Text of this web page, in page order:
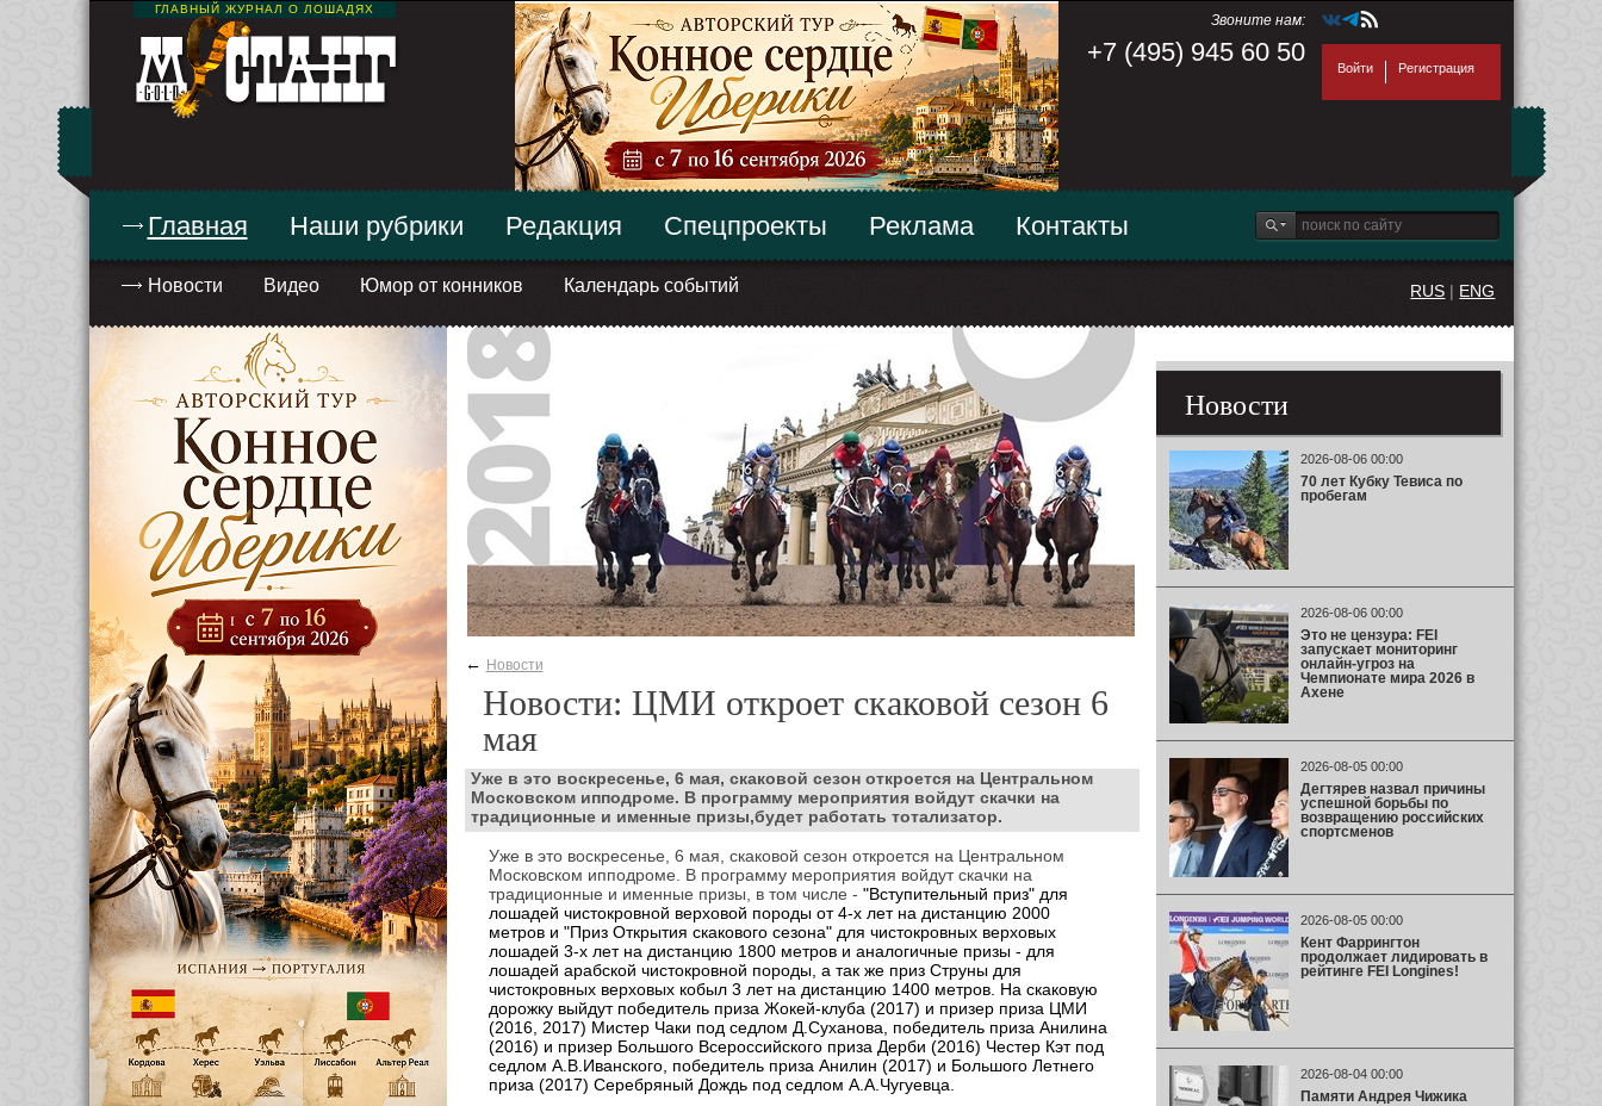
ГЛАВНЫЙ ЖУРНАЛ О ЛОШАДЯХ
Звоните нам:
+7 (495) 945 60 50
Войти Регистрация
Главная
Новости Видео Юмор от конников Календарь событий
Наши рубрики Редакция Спецпроекты Реклама Контакты
RUS | ENG
← Новости
Новости: ЦМИ откроет скаковой сезон 6
мая
Уже в это воскресенье, 6 мая, скаковой сезон откроется на Центральном
Московском ипподроме. В программу мероприятия войдут скачки на
традиционные и именные призы,будет работать тотализатор.
Уже в это воскресенье, 6 мая, скаковой сезон откроется на Центральном
Московском ипподроме. В программу мероприятия войдут скачки на
традиционные и именные призы, в том числе - "Вступительный приз" для
лошадей чистокровной верховой породы от 4-х лет на дистанцию 2000
метров и "Приз Открытия скакового сезона" для чистокровных верховых
лошадей 3-х лет на дистанцию 1800 метров и аналогичные призы - для
лошадей арабской чистокровной породы, а так же приз Струны для
чистокровных верховых кобыл 3 лет на дистанцию 1400 метров. На скаковую
дорожку выйдут победитель приза Жокей-клуба (2017) и призер приза ЦМИ
(2016, 2017) Мистер Чаки под седлом Д.Суханова, победитель приза Анилина
(2016) и призер Большого Всероссийского приза Дерби (2016) Честер Кэт под
седлом А.В.Иванского, победитель приза Анилин (2017) и Большого Летнего
приза (2017) Серебряный Дождь под седлом А.А.Чугуевца.
Новости
2026-08-06 00:00
70 лет Кубку Тевиса по
пробегам
2026-08-06 00:00
Это не цензура: FEI
запускает мониторинг
онлайн-угроз на
Чемпионате мира 2026 в
Ахене
2026-08-05 00:00
Дегтярев назвал причины
успешной борьбы по
возвращению российских
спортсменов
2026-08-05 00:00
Кент Фаррингтон
продолжает лидировать в
рейтинге FEI Longines!
2026-08-04 00:00
Памяти Андрея Чижика